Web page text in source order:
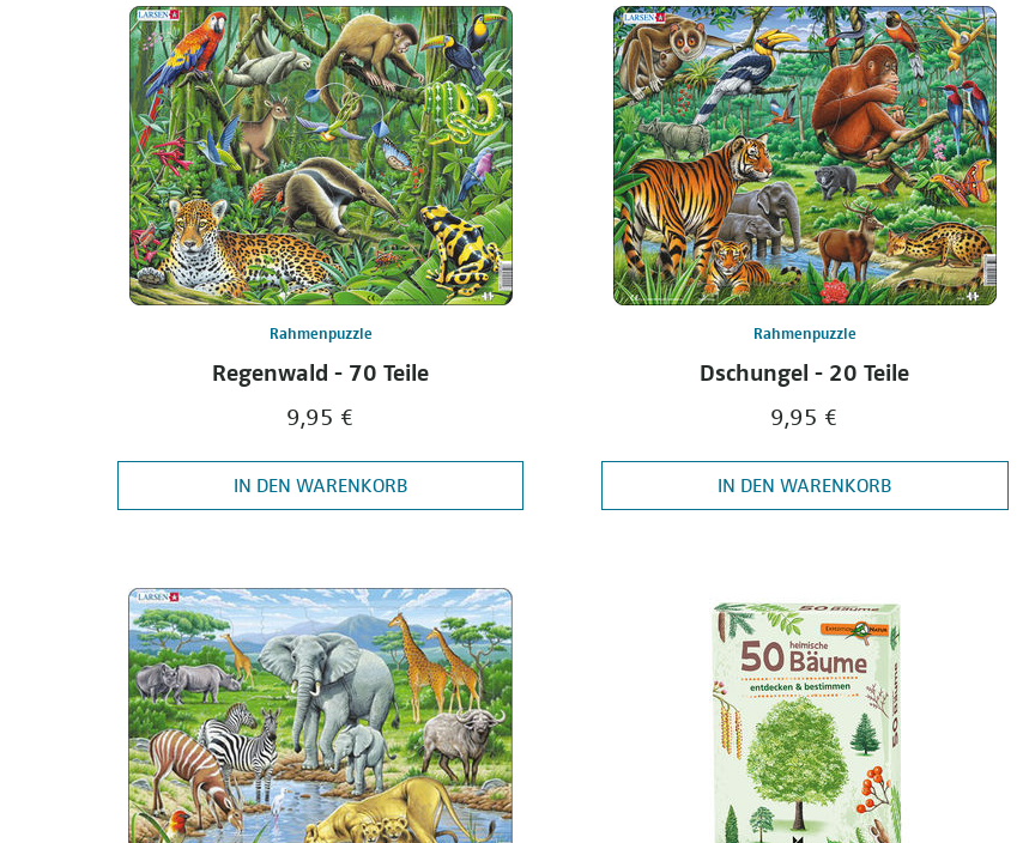
Rahmenpuzzle
Regenwald - 70 Teile
9,95 €
IN DEN WARENKORB
Rahmenpuzzle
Dschungel - 20 Teile
9,95 €
IN DEN WARENKORB